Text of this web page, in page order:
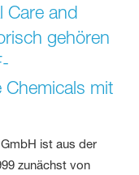
Care and
gehören
Chemicals mit
ist aus der
zunächst von